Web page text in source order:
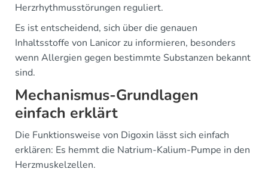
Herzrhythmusstörungen reguliert.
Es ist entscheidend, sich über die genauen
Inhaltsstoffe von Lanicor zu informieren, besonders
wenn Allergien gegen bestimmte Substanzen bekannt
sind.
Mechanismus-Grundlagen
einfach erklärt
Die Funktionsweise von Digoxin lässt sich einfach
erklären: Es hemmt die Natrium-Kalium-Pumpe in den
Herzmuskelzellen.